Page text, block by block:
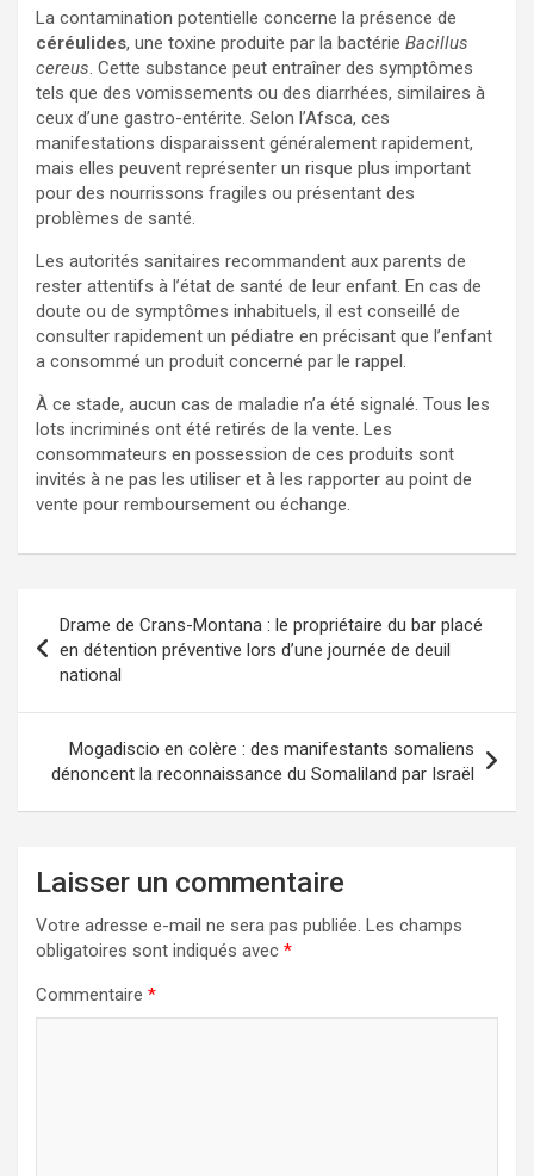
La contamination potentielle concerne la présence de
céréulides, une toxine produite par la bactérie Bacillus
cereus. Cette substance peut entraîner des symptômes
tels que des vomissements ou des diarrhées, similaires à
ceux d’une gastro-entérite. Selon l’Afsca, ces
manifestations disparaissent généralement rapidement,
mais elles peuvent représenter un risque plus important
pour des nourrissons fragiles ou présentant des
problèmes de santé.
Les autorités sanitaires recommandent aux parents de
rester attentifs à l’état de santé de leur enfant. En cas de
doute ou de symptômes inhabituels, il est conseillé de
consulter rapidement un pédiatre en précisant que l’enfant
a consommé un produit concerné par le rappel.
À ce stade, aucun cas de maladie n’a été signalé. Tous les
lots incriminés ont été retirés de la vente. Les
consommateurs en possession de ces produits sont
invités à ne pas les utiliser et à les rapporter au point de
vente pour remboursement ou échange.
Drame de Crans-Montana : le propriétaire du bar placé
en détention préventive lors d’une journée de deuil
national
Mogadiscio en colère : des manifestants somaliens
dénoncent la reconnaissance du Somaliland par Israël
Laisser un commentaire
Votre adresse e-mail ne sera pas publiée. Les champs
obligatoires sont indiqués avec *
Commentaire *